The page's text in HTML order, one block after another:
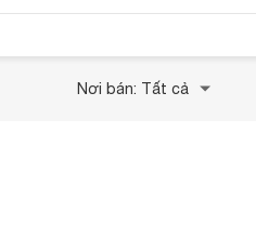
Nơi bán: Tất cả